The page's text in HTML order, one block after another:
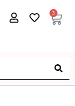
3